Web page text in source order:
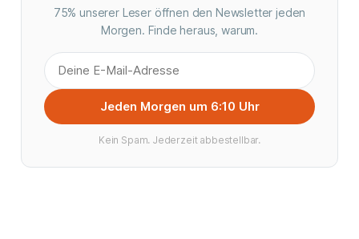
75% unserer Leser öffnen den Newsletter jeden
Morgen. Finde heraus, warum.
Jeden Morgen um 6:10 Uhr
Kein Spam. Jederzeit abbestellbar.